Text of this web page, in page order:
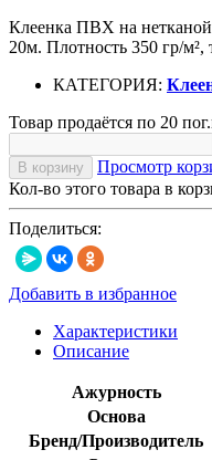
Клеенка ПВХ на
20м. Плотность 350 гр/
КАТЕГОРИЯ:
Товар продаётся по 20
В корзину
Просмотр
Кол-во этого товара в
Поделиться:
Добавить в избранное
Характеристики
Описание
Ажурность
Основа
Бренд/Производитель